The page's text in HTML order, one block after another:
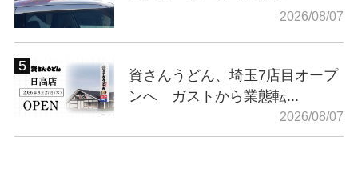
2026/08/07
資さんうどん、埼玉7店目オープ
ンへ ガストから業態転...
2026/08/07